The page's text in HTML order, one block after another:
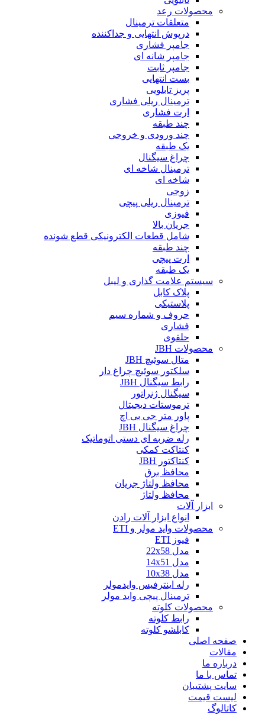
محصولات رعد
متعلقات ترمینال
درپوش انتهایی و جداکننده
جامپر فشاری
جامپر شانه ای
جامپر ثابت
بست انتهایی
پریز تابلویی
ترمینال ریلی فشاری
ارت فشاری
چند طبقه
چند ورودی و خروجی
یک طبقه
چراغ سیگنال
ترمینال شاخه ای
شاخه ای
زوجی
ترمینال ریلی پیچی
فیوزی
جریان بالا
شامل قطعات الکترونیکی قطع شونده
چند طبقه
ارت پیچی
یک طبقه
سیستم علامت گذاری و لیبل
پلاک کابل
پلاستیکی
حروف و شماره سیم
فشاری
حلقوی
محصولات JBH
متال سوئیچ JBH
سلکتور سوئیچ چراغ دار
رابط سیگنال JBH
سیگنال ژنراتور
ترموستات دیجیتال
پاور متر جی بی اچ
چراغ سیگنال JBH
رله ضربه ای دستی اتوماتیک
کنتاکت کمکی
کنتاکتور JBH
محافظ برق
محافظ ولتاژ جریان
محافظ ولتاژ
ابزار آلات
انواع ابزار آلات رادن
محصولات واید مولر و ETI
فیوز ETI
مدل 22x58
مدل 14x51
مدل 10x38
رله اینترفیس وایدمولر
ترمینال پیچی واید مولر
محصولات کلوته
رابط کلوته
کابلشو کلوته
صفحه اصلی
مقالات
درباره ما
تماس با ما
سایت پشتیبان
لیست قیمت
کاتالوگ